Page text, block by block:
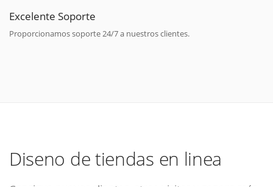
Excelente Soporte
Proporcionamos soporte 24/7 a nuestros clientes.
Diseno de tiendas en linea